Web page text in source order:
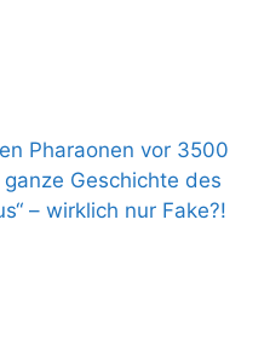
Pharaonen vor 3500
Geschichte des
– wirklich nur Fake?!